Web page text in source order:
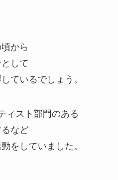
から
して
ているでしょう 。
ィスト部門のある
など
をしていました。